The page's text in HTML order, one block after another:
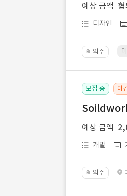
예상 금액 협
디자인
📔 외주
모집 중 마
예상 금액
개발
📔 외주